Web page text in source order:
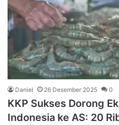
Daniel 26 Desember 2025 0
KKP Sukses Dorong
Indonesia ke AS: 20